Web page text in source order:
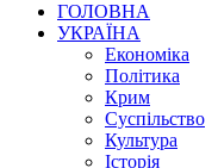
ГОЛОВНА
УКРАЇНА
Економіка
Політика
Крим
Суспільство
Культура
Історія